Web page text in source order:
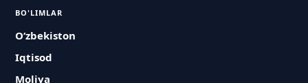
BO'LIMLAR
O‘zbekiston
Iqtisod
Moliya